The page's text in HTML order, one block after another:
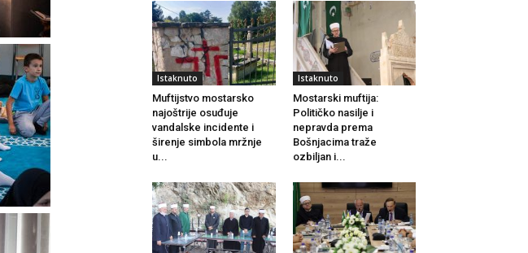
Istaknuto
Muftijstvo mostarsko
najoštrije osuđuje
vandalske incidente i
širenje simbola mržnje
u...
Istaknuto
Mostarski muftija:
Političko nasilje i
nepravda prema
Bošnjacima traže
ozbiljan i...